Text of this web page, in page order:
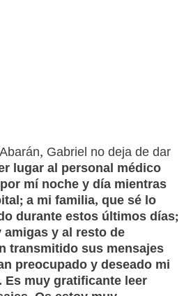
Gabriel no deja de dar
lugar al personal médico
mí noche y día mientras
a mi familia, que sé lo
durante estos últimos días;
y al resto de
transmitido sus mensajes
preocupado y deseado mi
muy gratificante leer